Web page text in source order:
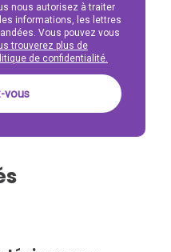
nous autorisez à traiter
informations, les lettres
Vous pouvez vous
trouverez plus de
de confidentialité.